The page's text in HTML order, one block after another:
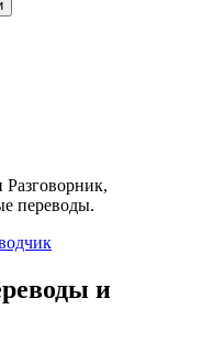
переводы.
и